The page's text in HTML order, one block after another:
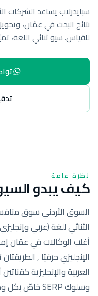
سبايدرلاب يساعد الشركات
نتائج البحث في عمّان،
للقياس. سيو ثنائي اللغة،
نظرة عامة
كيف يبدو
السوق الأردني سوق
الثنائي للغة (عربي
أغلب الوكالات في عمّان
الإنجليزي حرفيًا ,
العربية والإنجليزية
وسلوك SERP خاصّ بكل وحدة.